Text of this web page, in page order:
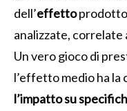
dell’effettoprodotto
analizzate, correlate
Un vero gioco di
l’effetto medio ha la
l’impatto su